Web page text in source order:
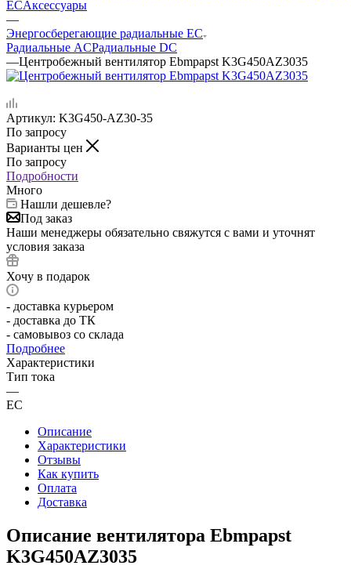
ECАксессуары
—
Энергосберегающие радиальные EC
Радиальные ACРадиальные DC
—Центробежный вентилятор Ebmpapst K3G450AZ3035
Артикул: K3G450-AZ30-35
По запросу
Варианты цен
По запросу
Подробности
Много
Нашли дешевле?
Под заказ
Наши менеджеры обязательно свяжутся с вами и уточнят
условия заказа
Хочу в подарок
- доставка курьером
- доставка до ТК
- самовывоз со склада
Подробнее
Характеристики
Тип тока
—
EC
Описание
Характеристики
Отзывы
Как купить
Оплата
Доставка
Описание вентилятора Ebmpapst
K3G450AZ3035